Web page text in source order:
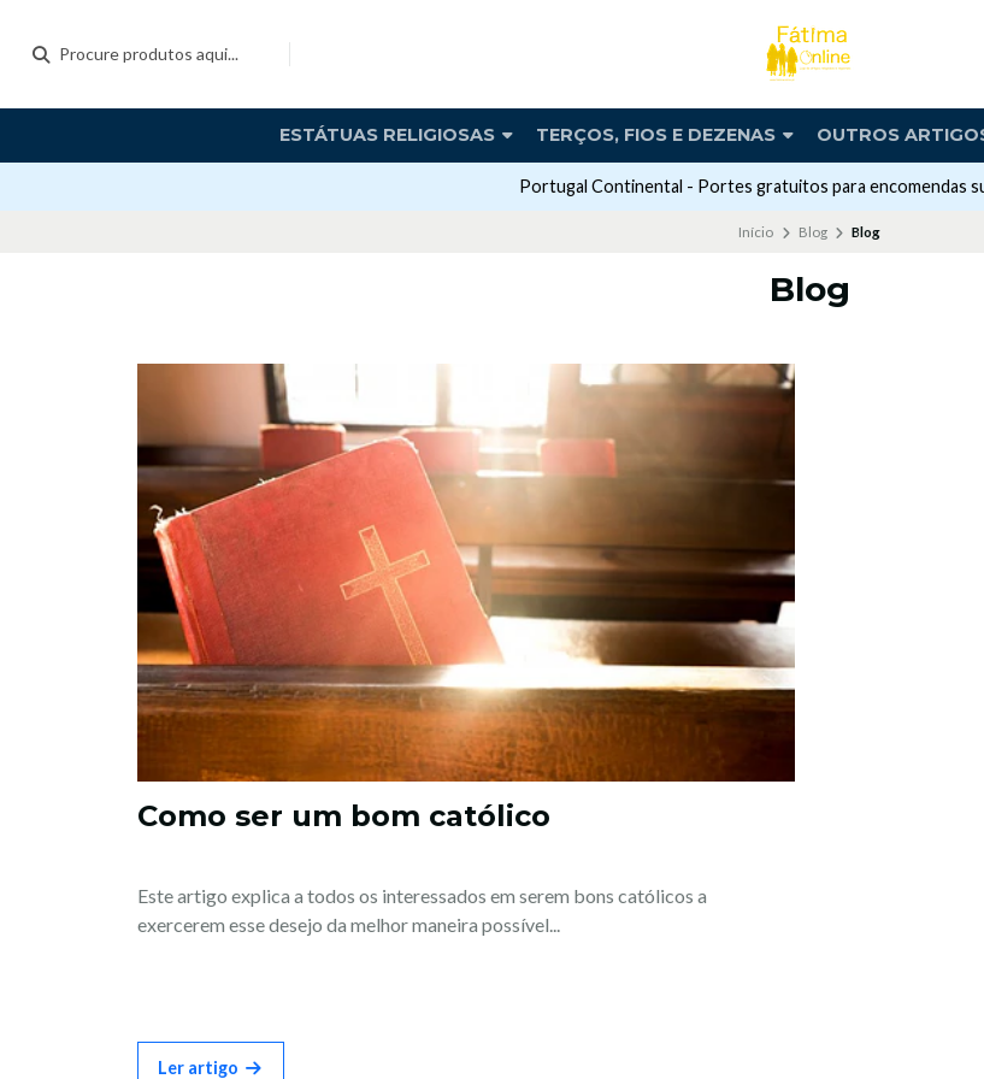
ESTÁTUAS RELIGIOSAS TERÇOS, FIOS E DEZENAS OUTROS
Portugal Continental - Portes gratuitos para encomendas
Início Blog Blog
Blog
Como ser um bom católico
Este artigo explica a todos os interessados em serem bons católicos a
exercerem esse desejo da melhor maneira possível...
Ler artigo